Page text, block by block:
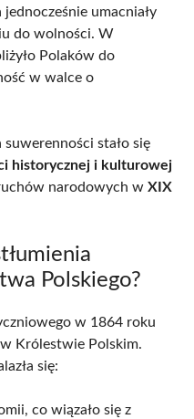
jednocześnie umacniały
do wolności. W
Polaków do
w walce o
stało się
historycznej i kulturowej
narodowych w XIX
Polskiego?
w 1864 roku
Królestwie Polskim.
się:
co wiązało się z